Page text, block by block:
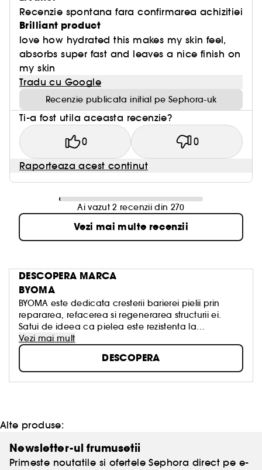
Recenzie spontana fara confirmarea achizitiei
Brilliant product
love how hydrated this makes my skin feel,
absorbs super fast and leaves a nice finish on
my skin
Tradu cu Google
Recenzie publicata initial pe Sephora-uk
Ti-a fost utila aceasta recenzie?
0 0
Raporteaza acest continut
Ai vazut 2 recenzii din 270
Vezi mai multe recenzii
DESCOPERA MARCA
BYOMA
BYOMA este dedicata cresterii barierei pielii prin
repararea, refacerea si regenerarea structurii ei.
Satui de ideea ca pielea este rezistenta la
imbatranire, complet lipsita de pori si fara cusur,
BYOMA a fost creat pentru a revolutiona aceste
standarde de frumusete nerealiste prin transparenta
radicala.
Vezi mai mult
DESCOPERA
Alte produse:
Newsletter-ul frumusetii
Primeste noutatile si ofertele Sephora direct pe e-